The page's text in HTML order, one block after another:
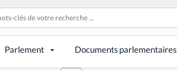
Parlement Documents parlementaires